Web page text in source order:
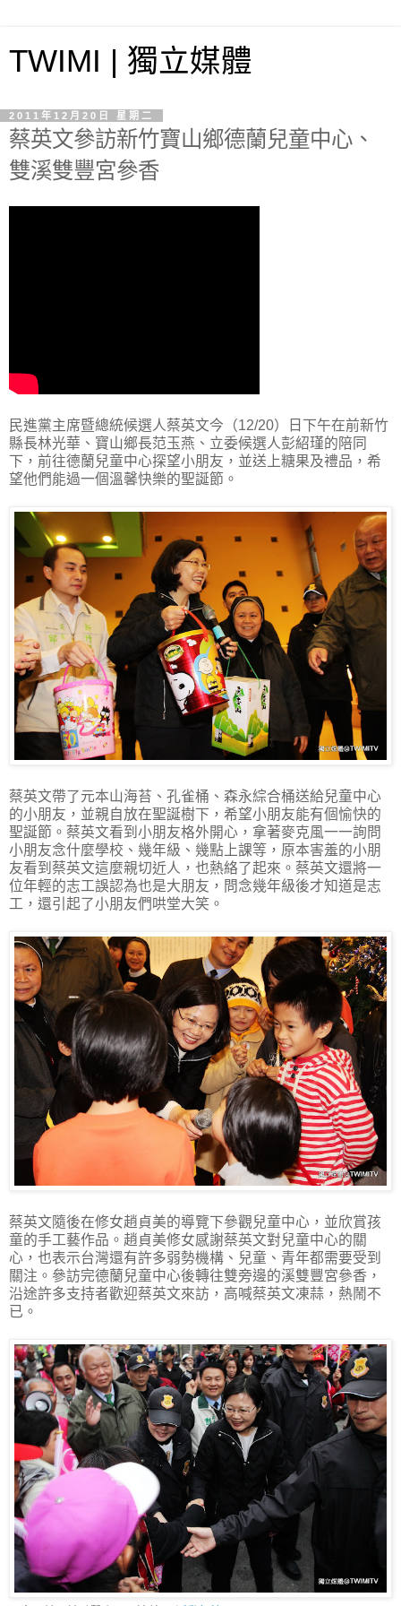
TWIMI | 獨立媒體
2011年12月20日 星期二
蔡英文參訪新竹寶山鄉德蘭兒童中心、
雙溪雙豐宮參香
民進黨主席暨總統候選人蔡英文今（12/20）日下午在前新竹
縣長林光華、寶山鄉長范玉燕、立委候選人彭紹瑾的陪同
下，前往德蘭兒童中心探望小朋友，並送上糖果及禮品，希
望他們能過一個溫馨快樂的聖誕節。
蔡英文帶了元本山海苔、孔雀桶、森永綜合桶送給兒童中心
的小朋友，並親自放在聖誕樹下，希望小朋友能有個愉快的
聖誕節。蔡英文看到小朋友格外開心，拿著麥克風一一詢問
小朋友念什麼學校、幾年級、幾點上課等，原本害羞的小朋
友看到蔡英文這麼親切近人，也熱絡了起來。蔡英文還將一
位年輕的志工誤認為也是大朋友，問念幾年級後才知道是志
工，還引起了小朋友們哄堂大笑。
蔡英文隨後在修女趙貞美的導覽下參觀兒童中心，並欣賞孩
童的手工藝作品。趙貞美修女感謝蔡英文對兒童中心的關
心，也表示台灣還有許多弱勢機構、兒童、青年都需要受到
關注。參訪完德蘭兒童中心後轉往雙旁邊的溪雙豐宮參香，
沿途許多支持者歡迎蔡英文來訪，高喊蔡英文凍蒜，熱鬧不
已。